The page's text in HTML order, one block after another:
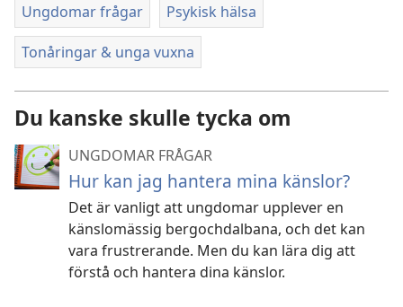
Ungdomar frågar Psykisk hälsa
Tonåringar & unga vuxna
Du kanske skulle tycka om
UNGDOMAR FRÅGAR
Hur kan jag hantera mina känslor?
Det är vanligt att ungdomar upplever en
känslomässig bergochdalbana, och det kan
vara frustrerande. Men du kan lära dig att
förstå och hantera dina känslor.